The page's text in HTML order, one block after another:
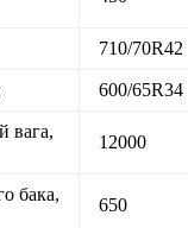
710/70R42
600/65R34
вага,
12000
бака,
650